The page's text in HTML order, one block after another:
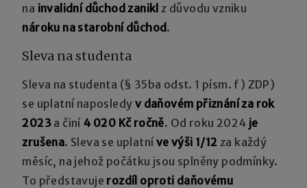
na invalidní důchod zanikl z důvodu vzniku
nároku na starobní důchod.
Sleva na studenta
Sleva na studenta (§ 35ba odst. 1 písm. f) ZDP)
se uplatní naposledy v daňovém přiznání za rok
2023 a činí 4 020 Kč ročně. Od roku 2024 je
zrušena. Sleva se uplatní ve výši 1/12 za každý
měsíc, na jehož počátku jsou splněny podmínky.
To představuje rozdíl oproti daňovému